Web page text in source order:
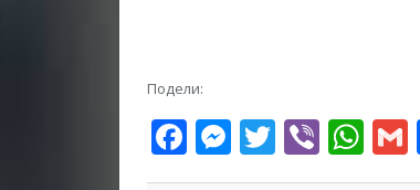
Подели:
Facebook
Messenger
Twitter
Viber